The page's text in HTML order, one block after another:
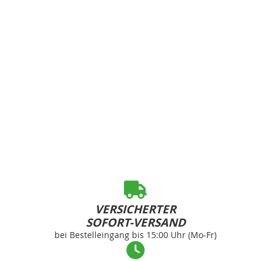
VERSICHERTER
SOFORT-VERSAND
bei Bestelleingang bis 15:00 Uhr (Mo-Fr)